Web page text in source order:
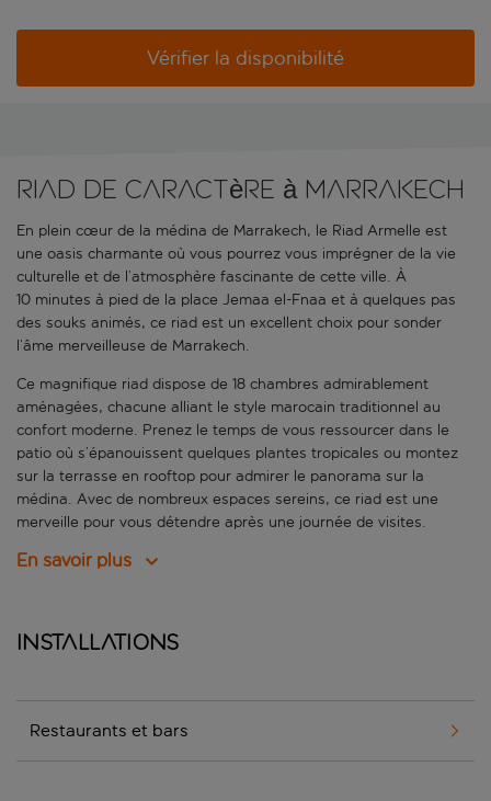
Vérifier la disponibilité
Riad de caractère à Marrakech
En plein cœur de la médina de Marrakech, le Riad Armelle est
une oasis charmante où vous pourrez vous imprégner de la vie
culturelle et de l’atmosphère fascinante de cette ville. À
10 minutes à pied de la place Jemaa el-Fnaa et à quelques pas
des souks animés, ce riad est un excellent choix pour sonder
l’âme merveilleuse de Marrakech.
Ce magnifique riad dispose de 18 chambres admirablement
aménagées, chacune alliant le style marocain traditionnel au
confort moderne. Prenez le temps de vous ressourcer dans le
patio où s’épanouissent quelques plantes tropicales ou montez
sur la terrasse en rooftop pour admirer le panorama sur la
médina. Avec de nombreux espaces sereins, ce riad est une
merveille pour vous détendre après une journée de visites.
En savoir plus
Installations
Restaurants et bars